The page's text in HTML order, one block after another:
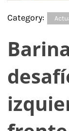
Category: